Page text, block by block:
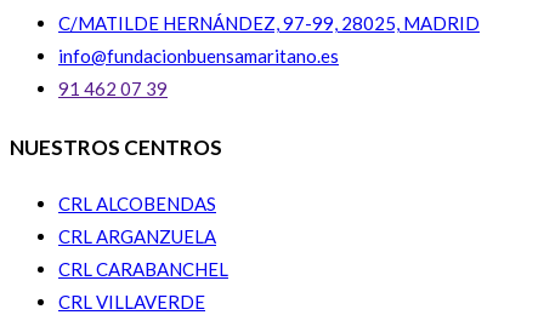
C/MATILDE HERNÁNDEZ, 97-99, 28025, MADRID
info@fundacionbuensamaritano.es
91 462 07 39
NUESTROS CENTROS
CRL ALCOBENDAS
CRL ARGANZUELA
CRL CARABANCHEL
CRL VILLAVERDE